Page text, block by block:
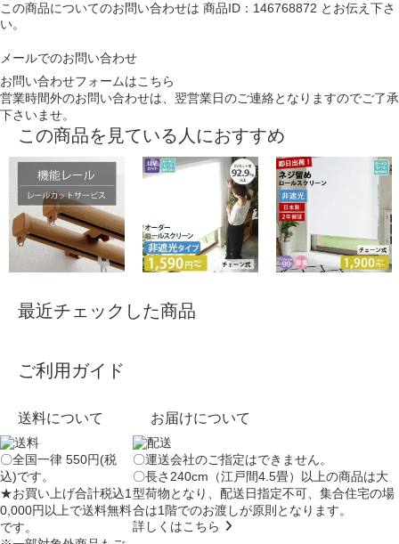
この商品についてのお問い合わせは 商品ID：146768872 とお伝え下さ
い。
メールでのお問い合わせ
お問い合わせフォームはこちら
営業時間外のお問い合わせは、翌営業日のご連絡となりますのでご了承
下さいませ。
この商品を見ている人におすすめ
最近チェックした商品
ご利用ガイド
送料について
〇全国一律 550円(税
込)です。
★お買い上げ合計税込1
0,000円以上で送料無料
です。
お届けについて
〇運送会社のご指定はできません。
〇長さ240cm（江戸間4.5畳）以上の商品は大
型荷物となり、配送日指定不可、集合住宅の場
合は1階でのお渡しが原則となります。
詳しくはこちら